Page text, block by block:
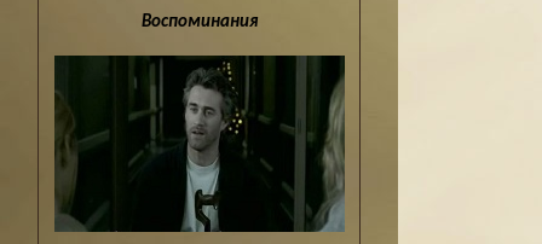
Воспоминания